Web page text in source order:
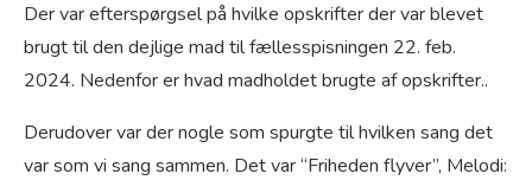
Der var efterspørgsel på hvilke opskrifter der var blevet
brugt til den dejlige mad til fællesspisningen 22. feb.
2024. Nedenfor er hvad madholdet brugte af opskrifter..
Derudover var der nogle som spurgte til hvilken sang det
var som vi sang sammen. Det var “Friheden flyver”, Melodi: